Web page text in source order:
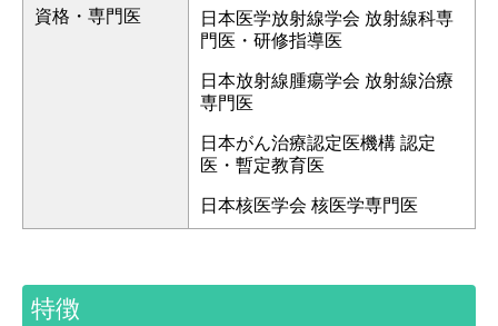
資格・専門医
日本医学放射線学会 放射線科専
門医・研修指導医
日本放射線腫瘍学会 放射線治療
専門医
日本がん治療認定医機構 認定
医・暫定教育医
日本核医学会 核医学専門医
特徴